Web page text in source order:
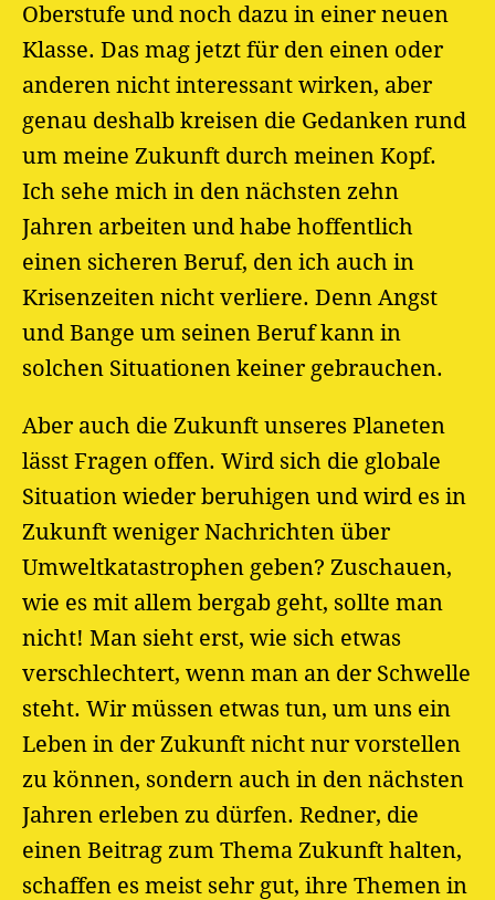
Oberstufe und noch dazu in einer neuen
Klasse. Das mag jetzt für den einen oder
anderen nicht interessant wirken, aber
genau deshalb kreisen die Gedanken rund
um meine Zukunft durch meinen Kopf.
Ich sehe mich in den nächsten zehn
Jahren arbeiten und habe hoffentlich
einen sicheren Beruf, den ich auch in
Krisenzeiten nicht verliere. Denn Angst
und Bange um seinen Beruf kann in
solchen Situationen keiner gebrauchen.
Aber auch die Zukunft unseres Planeten
lässt Fragen offen. Wird sich die globale
Situation wieder beruhigen und wird es in
Zukunft weniger Nachrichten über
Umweltkatastrophen geben? Zuschauen,
wie es mit allem bergab geht, sollte man
nicht! Man sieht erst, wie sich etwas
verschlechtert, wenn man an der Schwelle
steht. Wir müssen etwas tun, um uns ein
Leben in der Zukunft nicht nur vorstellen
zu können, sondern auch in den nächsten
Jahren erleben zu dürfen. Redner, die
einen Beitrag zum Thema Zukunft halten,
schaffen es meist sehr gut, ihre Themen in